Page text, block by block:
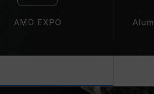
된 주파수에 도달
영향을 미칠 수 있
메모리 모듈에 기
AMD EXPO